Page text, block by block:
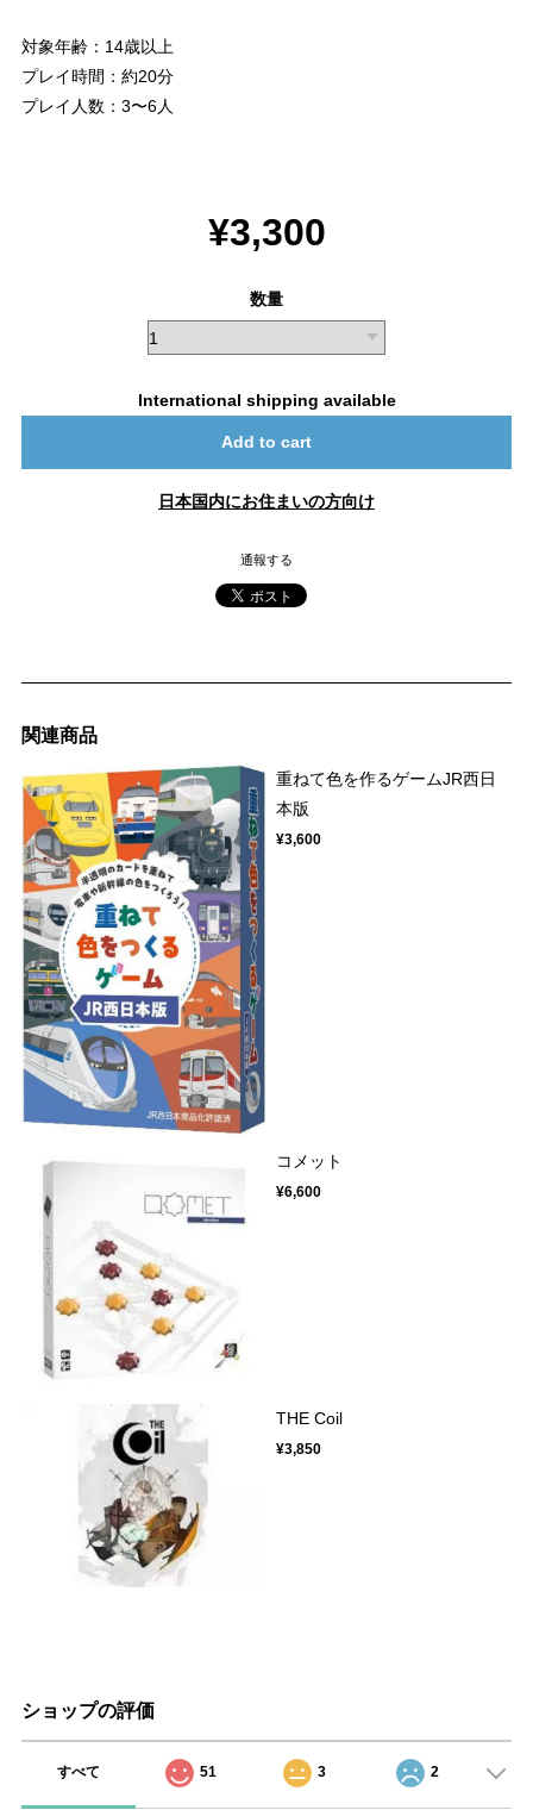
対象年齢：14歳以上
プレイ時間：約20分
プレイ人数：3〜6人
¥3,300
数量
International shipping available
Add to cart
日本国内にお住まいの方向け
通報する
関連商品
重ねて色を作るゲームJR西日
本版
¥3,600
コメット
¥6,600
THE Coil
¥3,850
ショップの評価
すべて 51 3 2